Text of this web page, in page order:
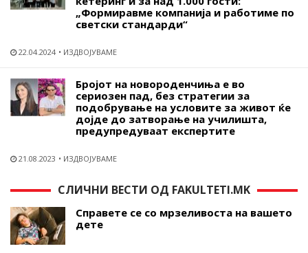
„Формиравме компанија и работиме по
светски стандарди“
22.04.2024 ИЗДВОЈУВАМЕ
Бројот на новороденчиња е во
сериозен пад, без стратегии за
подобрување на условите за живот ќе
дојде до затворање на училишта,
предупредуваат експертите
21.08.2023 ИЗДВОЈУВАМЕ
СЛИЧНИ ВЕСТИ ОД FAKULTETI.MK
Справете се со мрзеливоста на вашето
дете